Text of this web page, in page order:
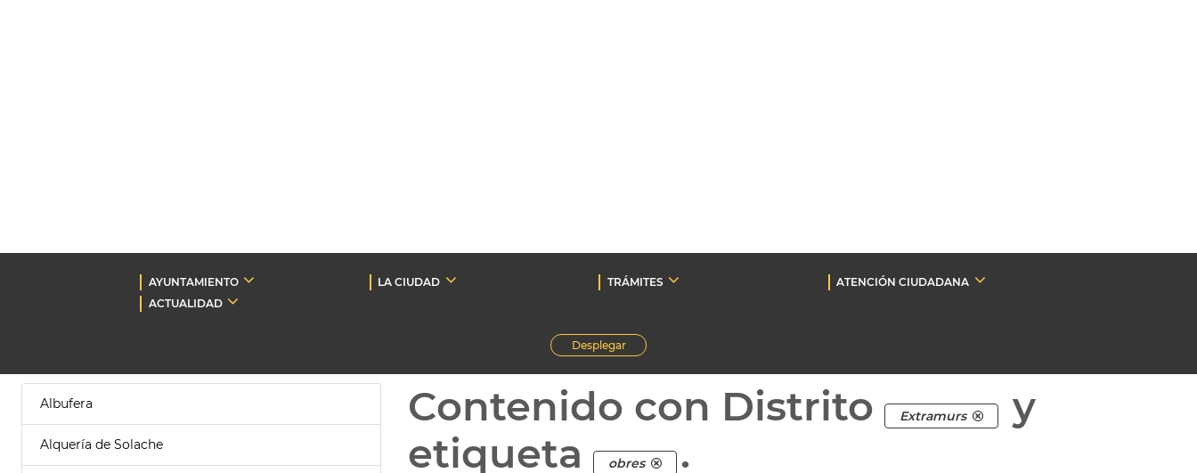
AYUNTAMIENTO LA CIUDAD TRÁMITES
ATENCIÓN CIUDADANA
ACTUALIDAD
Desplegar
Albufera
Alquería de Solache
Contenido con Distrito Extramurs
y
etiqueta
obres .